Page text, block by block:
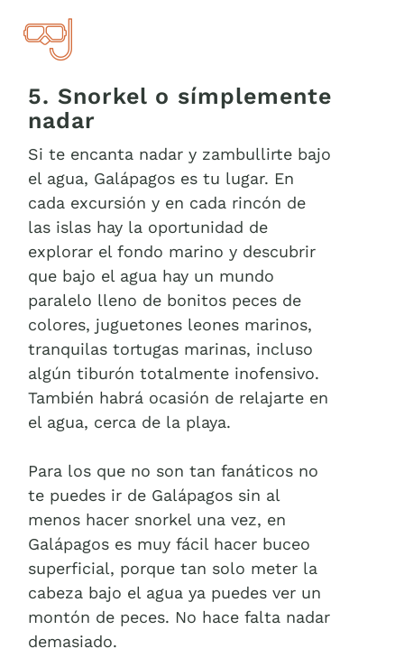
5. Snorkel o símplemente
nadar
Si te encanta nadar y zambullirte bajo
el agua, Galápagos es tu lugar. En
cada excursión y en cada rincón de
las islas hay la oportunidad de
explorar el fondo marino y descubrir
que bajo el agua hay un mundo
paralelo lleno de bonitos peces de
colores, juguetones leones marinos,
tranquilas tortugas marinas, incluso
algún tiburón totalmente inofensivo.
También habrá ocasión de relajarte en
el agua, cerca de la playa.
Para los que no son tan fanáticos no
te puedes ir de Galápagos sin al
menos hacer snorkel una vez, en
Galápagos es muy fácil hacer buceo
superficial, porque tan solo meter la
cabeza bajo el agua ya puedes ver un
montón de peces. No hace falta nadar
demasiado.